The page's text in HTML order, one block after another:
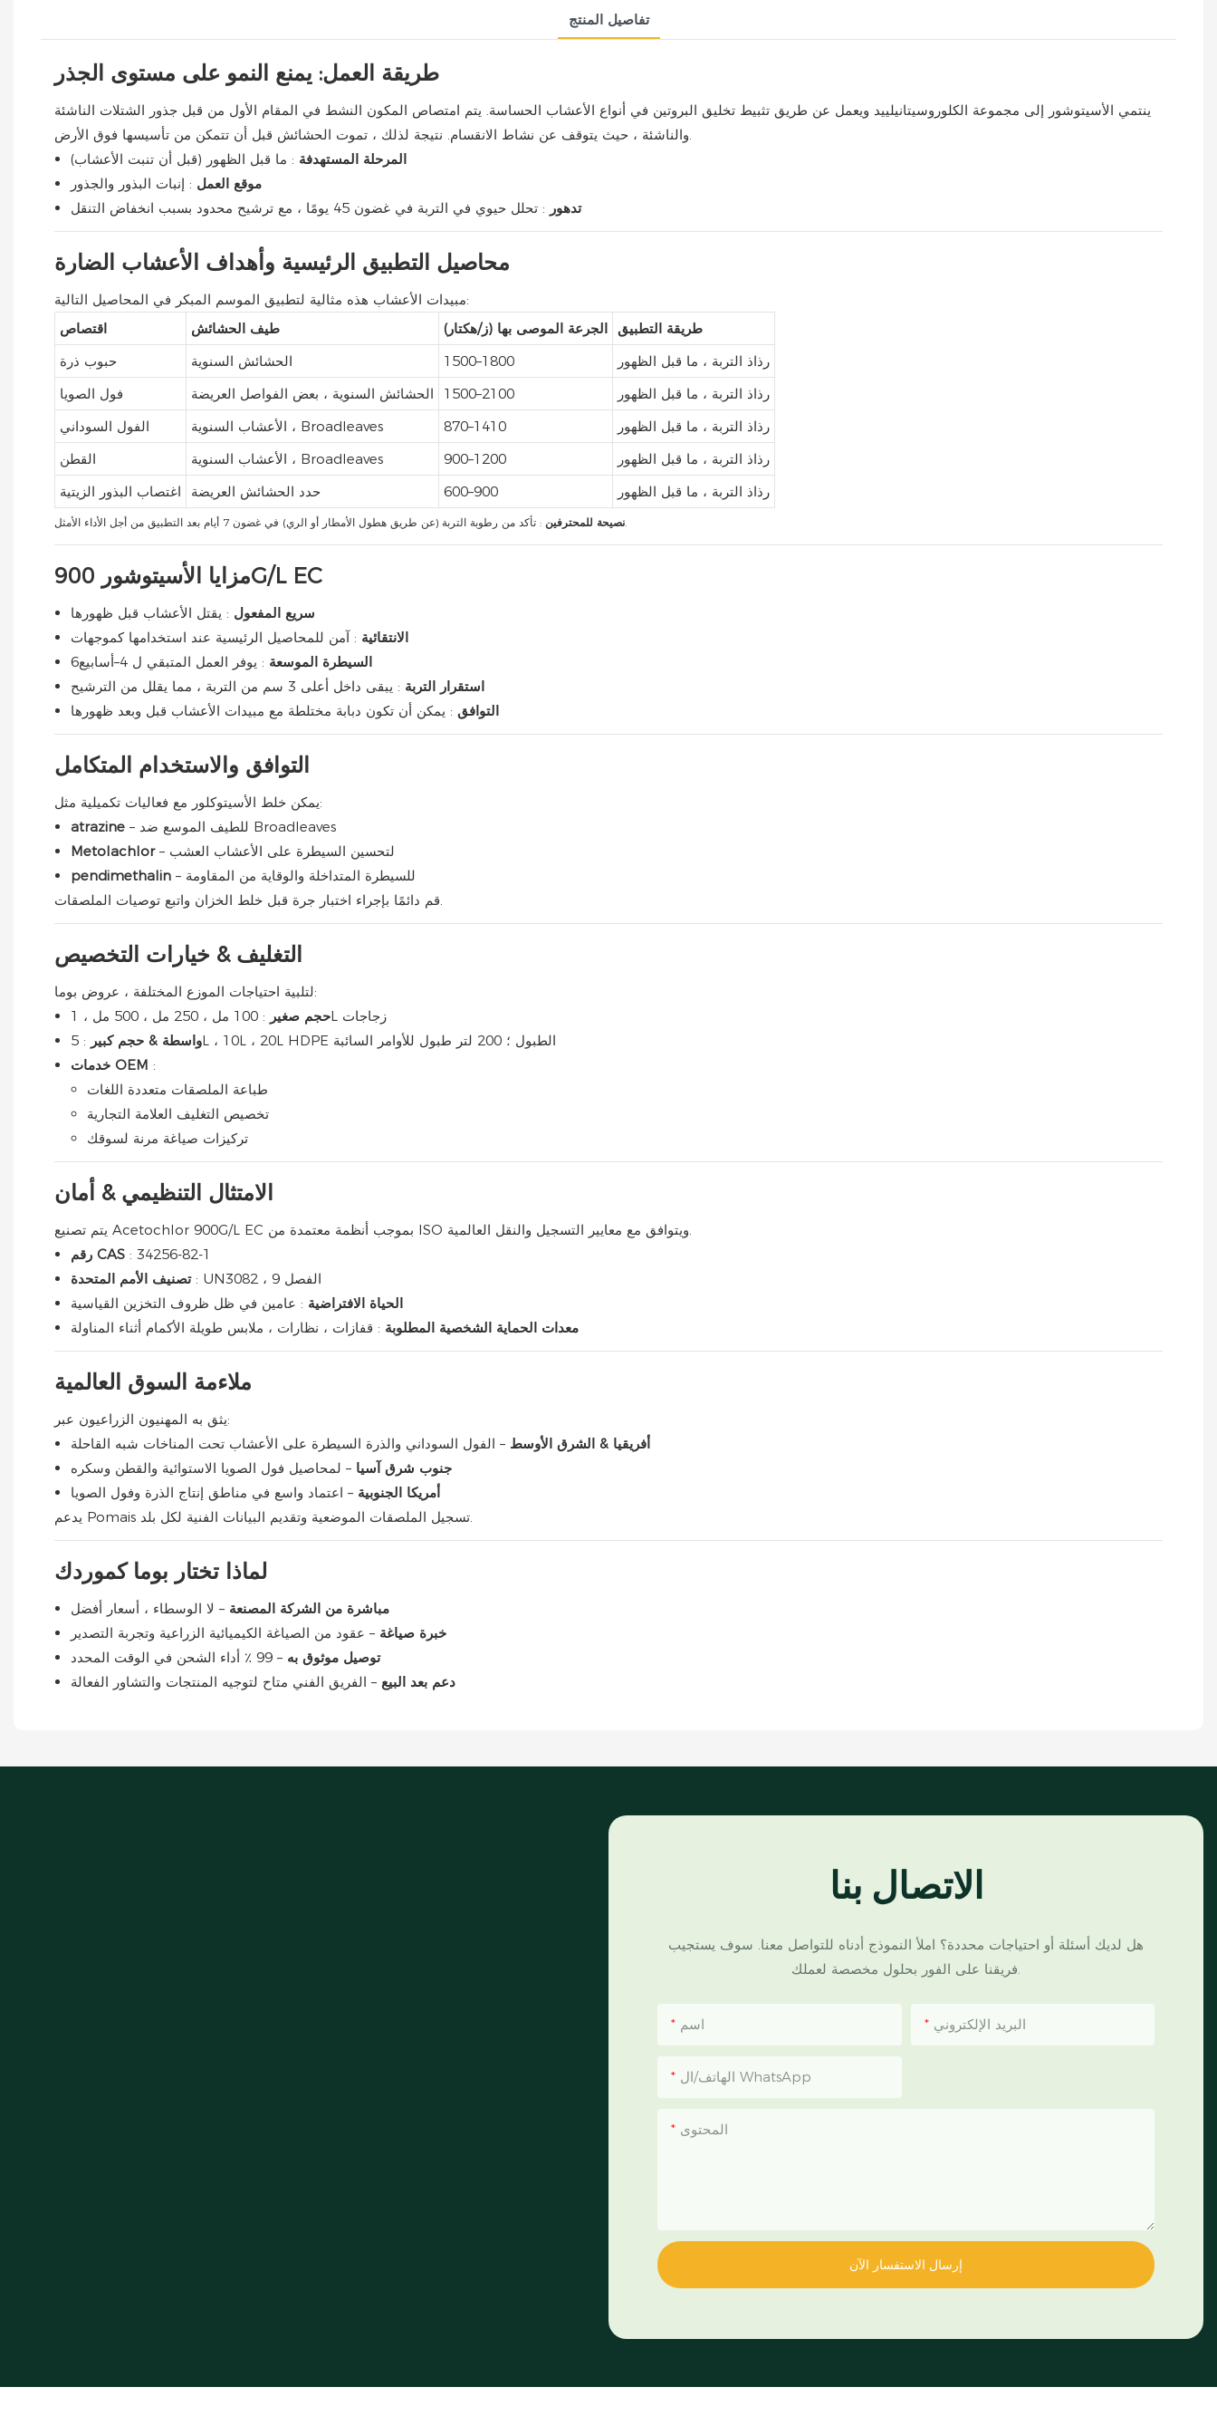
تفاصيل المنتج
طريقة العمل: يمنع النمو على مستوى الجذر
ينتمي الأسيتوشور إلى مجموعة الكلوروسيتانيلييد ويعمل عن طريق تثبيط تخليق البروتين في أنواع الأعشاب الحساسة. يتم امتصاص المكون النشط في المقام الأول من قبل جذور الشتلات الناشئة
والناشئة ، حيث يتوقف عن نشاط الانقسام. نتيجة لذلك ، تموت الحشائش قبل أن تتمكن من تأسيسها فوق الأرض.
المرحلة المستهدفة : ما قبل الظهور (قبل أن تنبت الأعشاب)
موقع العمل : إنبات البذور والجذور
تدهور : تحلل حيوي في التربة في غضون 45 يومًا ، مع ترشيح محدود بسبب انخفاض التنقل
محاصيل التطبيق الرئيسية وأهداف الأعشاب الضارة
مبيدات الأعشاب هذه مثالية لتطبيق الموسم المبكر في المحاصيل التالية:
اقتصاص
طيف الحشائش الجرعة الموصى بها (ز/هكتار) طريقة التطبيق
حبوب ذرة
الحشائش السنوية 1500–1800
رذاذ التربة ، ما قبل الظهور
فول الصويا
الحشائش السنوية ، بعض الفواصل العريضة 1500–2100
رذاذ التربة ، ما قبل الظهور
الفول السوداني
الأعشاب السنوية ، Broadleaves 870–1410
رذاذ التربة ، ما قبل الظهور
القطن
الأعشاب السنوية ، Broadleaves 900–1200
رذاذ التربة ، ما قبل الظهور
اغتصاب البذور الزيتية
حدد الحشائش العريضة 600–900 رذاذ التربة ، ما قبل الظهور
نصيحة للمحترفين
مزايا الأسيتوشور 900G/L EC
سريع المفعول : يقتل الأعشاب قبل ظهورها
الانتقائية : آمن للمحاصيل الرئيسية عند استخدامها كموجهات
السيطرة الموسعة : يوفر العمل المتبقي ل 4–أسابيع6
استقرار التربة : يبقى داخل أعلى 3 سم من التربة ، مما يقلل من الترشيح
التوافق : يمكن أن تكون دبابة مختلطة مع مبيدات الأعشاب قبل وبعد ظهورها
التوافق والاستخدام المتكامل
يمكن خلط الأسيتوكلور مع فعاليات تكميلية مثل:
atrazine
– للطيف الموسع ضد Broadleaves
Metolachlor
– لتحسين السيطرة على الأعشاب العشب
pendimethalin
– للسيطرة المتداخلة والوقاية من المقاومة
قم دائمًا بإجراء اختبار جرة قبل خلط الخزان واتبع توصيات الملصقات.
التغليف & خيارات التخصيص
لتلبية احتياجات الموزع المختلفة ، عروض بوما:
حجم صغير
: 100 مل ، 250 مل ، 500 مل ، 1L زجاجات
واسطة & حجم كبير
: 5L ، 10L ، 20L HDPE الطبول ؛ 200 لتر طبول للأوامر السائبة
خدمات OEM :
طباعة الملصقات متعددة اللغات
تخصيص التغليف العلامة التجارية
تركيزات صياغة مرنة لسوقك
الامتثال التنظيمي & أمان
يتم تصنيع Acetochlor 900G/L EC بموجب أنظمة معتمدة من ISO ويتوافق مع معايير التسجيل والنقل العالمية.
رقم CAS : 34256-82-1
تصنيف الأمم المتحدة
: UN3082 ، الفصل 9
الحياة الافتراضية : عامين في ظل ظروف التخزين القياسية
معدات الحماية الشخصية المطلوبة : قفازات ، نظارات ، ملابس طويلة الأكمام أثناء المناولة
ملاءمة السوق العالمية
يثق به المهنيون الزراعيون عبر:
أفريقيا & الشرق الأوسط – الفول السوداني والذرة السيطرة على الأعشاب تحت المناخات شبه القاحلة
جنوب شرق آسيا – لمحاصيل فول الصويا الاستوائية والقطن وسكره
أمريكا الجنوبية – اعتماد واسع في مناطق إنتاج الذرة وفول الصويا
يدعم Pomais تسجيل الملصقات الموضعية وتقديم البيانات الفنية لكل بلد.
لماذا تختار بوما كموردك
مباشرة من الشركة المصنعة – لا الوسطاء ، أسعار أفضل
خبرة صياغة – عقود من الصياغة الكيميائية الزراعية وتجربة التصدير
توصيل موثوق به – 99 ٪ أداء الشحن في الوقت المحدد
دعم بعد البيع – الفريق الفني متاح لتوجيه المنتجات والتشاور الفعالة
الاتصال بنا
هل لديك أسئلة أو احتياجات محددة؟ املأ النموذج أدناه للتواصل معنا. سوف يستجيب
فريقنا على الفور بحلول مخصصة لعملك.
اسم البريد الإلكتروني
الهاتف/ال WhatsApp
المحتوى
إرسال الاستفسار الآن